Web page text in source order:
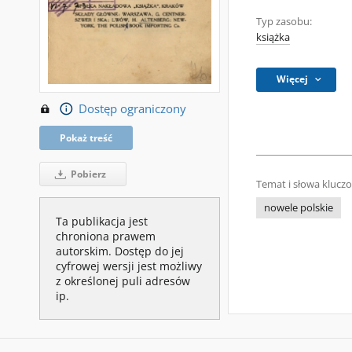
Dostęp ograniczony
Pokaż treść
Pobierz
Ta publikacja jest
chroniona prawem
autorskim. Dostęp do jej
cyfrowej wersji jest możliwy
z określonej puli adresów
ip.
Typ zasobu:
książka
Więcej
Temat i słowa
nowele polskie